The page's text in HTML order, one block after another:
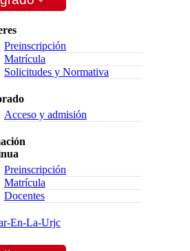
Preinscripción
Matrícula
Solicitudes y Normativa
Acceso y admisión
Preinscripción
Matrícula
Docentes
En-La-Urjc